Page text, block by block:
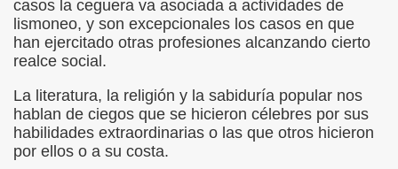
casos la ceguera va asociada a actividades de
lismoneo, y son excepcionales los casos en que
han ejercitado otras profesiones alcanzando cierto
realce social.
La literatura, la religión y la sabiduría popular nos
hablan de ciegos que se hicieron célebres por sus
habilidades extraordinarias o las que otros hicieron
por ellos o a su costa.
Ex Secretari Unió Mundial de Cecs, català (Pedro
del Monumento a Luis Braille, 1980 (editora
Baquero, Conferencia (David López)
de Obstáculos (Juurmaa, J.)